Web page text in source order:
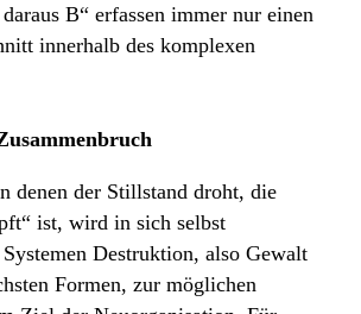
B“ erfassen immer nur einen
innerhalb des komplexen
denen der Stillstand droht, die
ist, wird in sich selbst
Destruktion, also Gewalt
Formen, zur möglichen